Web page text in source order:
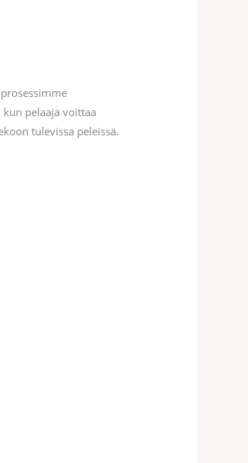
pelaaja voittaa
tulevissa peleissä.